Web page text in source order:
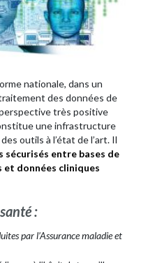
nationale, dans un
des données de
très positive
une infrastructure
outils à l’état de l’art. Il
sécurisés entre bases de
données cliniques
:
par l’Assurance maladie et